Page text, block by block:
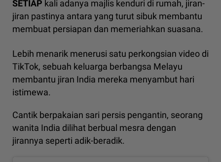
SETIAP kali adanya majlis kenduri di rumah, jiran-
jiran pastinya antara yang turut sibuk membantu
membuat persiapan dan memeriahkan suasana.
Lebih menarik menerusi satu perkongsian video di
TikTok, sebuah keluarga berbangsa Melayu
membantu jiran India mereka menyambut hari
istimewa.
Cantik berpakaian sari persis pengantin, seorang
wanita India dilihat berbual mesra dengan
jirannya seperti adik-beradik.